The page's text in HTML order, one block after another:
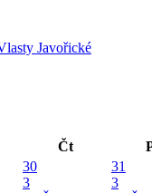
Javořické
Čt
30
3
31
3